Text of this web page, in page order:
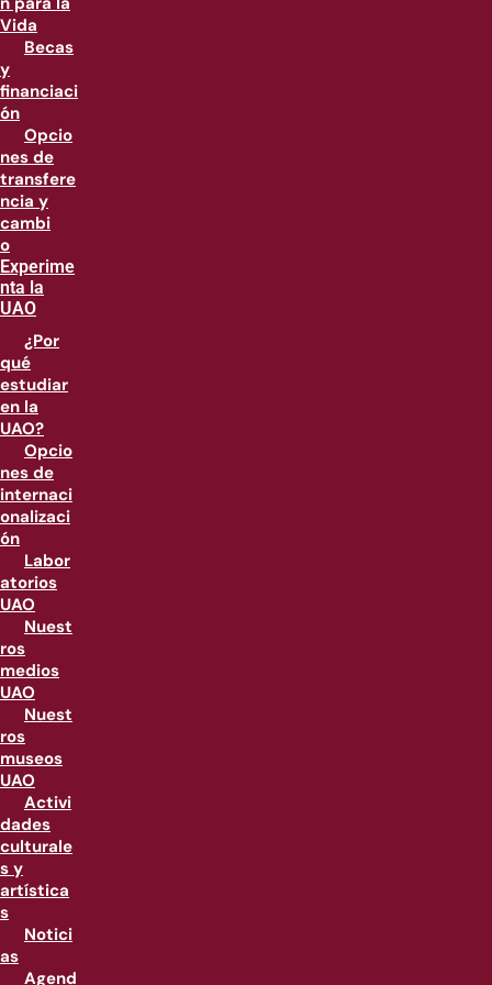
Vida
Becas
y
financiaci
ón
Opcio
nes de
transfere
ncia y
cambi
o
Experime
nta la
UAO
¿Por
qué
estudiar
en la
UAO?
Opcio
nes de
internaci
onalizaci
ón
Labor
atorios
UAO
Nuest
ros
medios
UAO
Nuest
ros
museos
UAO
Activi
dades
culturale
s y
artística
s
Notici
as
Agend